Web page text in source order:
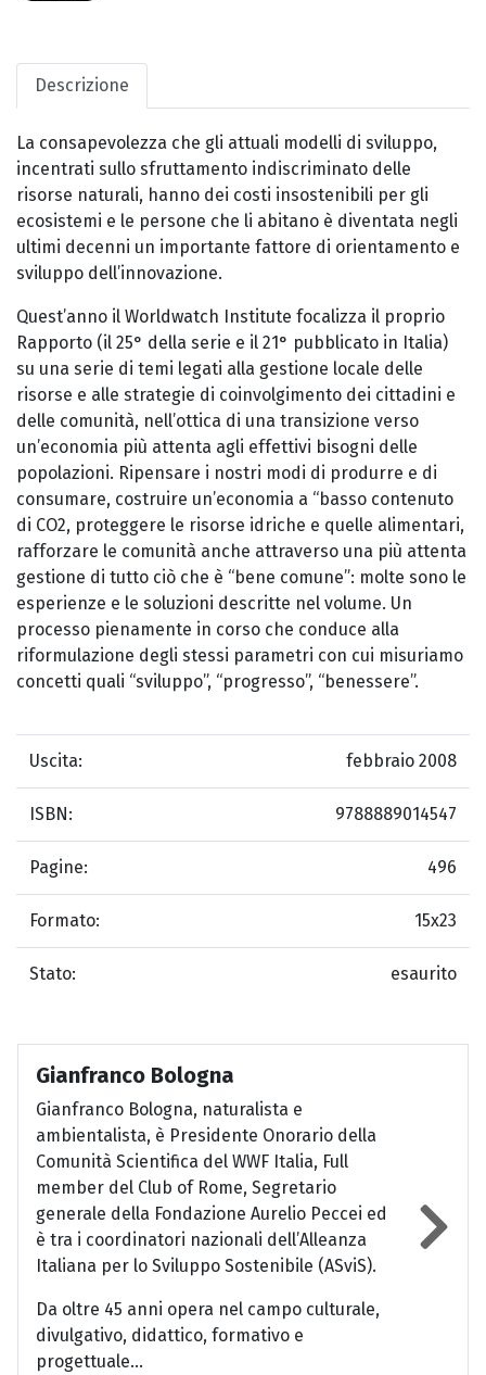
Descrizione
La consapevolezza che gli attuali modelli di sviluppo,
incentrati sullo sfruttamento indiscriminato delle
risorse naturali, hanno dei costi insostenibili per gli
ecosistemi e le persone che li abitano è diventata negli
ultimi decenni un importante fattore di orientamento e
sviluppo dell’innovazione.
Quest’anno il Worldwatch Institute focalizza il proprio
Rapporto (il 25° della serie e il 21° pubblicato in Italia)
su una serie di temi legati alla gestione locale delle
risorse e alle strategie di coinvolgimento dei cittadini e
delle comunità, nell’ottica di una transizione verso
un’economia più attenta agli effettivi bisogni delle
popolazioni. Ripensare i nostri modi di produrre e di
consumare, costruire un’economia a “basso contenuto
di CO2, proteggere le risorse idriche e quelle alimentari,
rafforzare le comunità anche attraverso una più attenta
gestione di tutto ciò che è “bene comune”: molte sono le
esperienze e le soluzioni descritte nel volume. Un
processo pienamente in corso che conduce alla
riformulazione degli stessi parametri con cui misuriamo
concetti quali “sviluppo”, “progresso”, “benessere”.
Uscita: febbraio 2008
ISBN: 9788889014547
Pagine: 496
Formato: 15x23
Stato: esaurito
Gianfranco Bologna
Gianfranco Bologna, naturalista e
ambientalista, è Presidente Onorario della
Comunità Scientifica del WWF Italia, Full
member del Club of Rome, Segretario
generale della Fondazione Aurelio Peccei ed
è tra i coordinatori nazionali dell’Alleanza
Italiana per lo Sviluppo Sostenibile (ASviS).
Da oltre 45 anni opera nel campo culturale,
divulgativo, didattico, formativo e
progettuale...